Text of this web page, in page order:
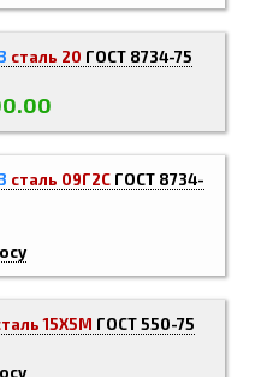
3 сталь 20 ГОСТ 8734-75
3 сталь 09Г2С ГОСТ 8734-
15Х5М ГОСТ 550-75